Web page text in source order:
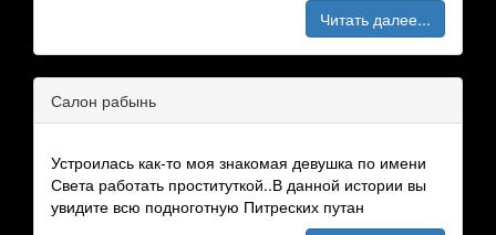
Читать далее...
Салон рабынь
Устроилась как-то моя знакомая девушка по имени
Света работать проституткой..В данной истории вы
увидите всю подноготную Питреских путан